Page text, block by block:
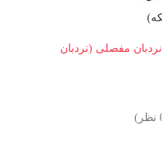
نردبان مفصلی (نردبان